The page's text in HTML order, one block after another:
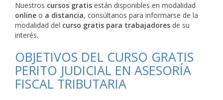
Nuestros cursos gratis están disponibles en modalidad
online o a distancia, consúltanos para informarse de la
modalidad del curso gratis para trabajadores de su
interés.
OBJETIVOS DEL CURSO GRATIS
PERITO JUDICIAL EN ASESORÍA
FISCAL TRIBUTARIA